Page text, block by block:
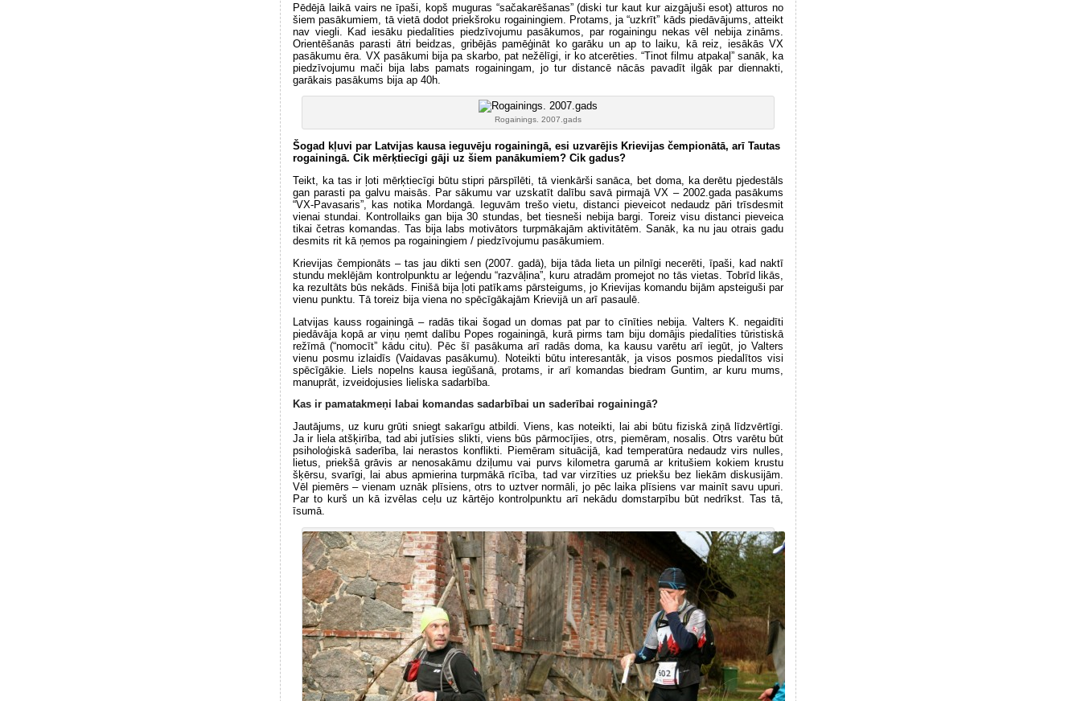
Pēdējā laikā vairs ne īpaši, kopš muguras “sačakarēšanas” (diski tur kaut kur aizgājuši esot) atturos no
šiem pasākumiem, tā vietā dodot priekšroku rogainingiem. Protams, ja “uzkrīt” kāds piedāvājums, atteikt
nav viegli. Kad iesāku piedalīties piedzīvojumu pasākumos, par rogainingu nekas vēl nebija zināms.
Orientēšanās parasti ātri beidzas, gribējās pamēģināt ko garāku un ap to laiku, kā reiz, iesākās VX
pasākumu ēra. VX pasākumi bija pa skarbo, pat nežēlīgi, ir ko atcerēties. “Tinot filmu atpakaļ” sanāk, ka
piedzīvojumu mači bija labs pamats rogainingam, jo tur distancē nācās pavadīt ilgāk par diennakti,
garākais pasākums bija ap 40h.
Rogainings. 2007.gads
Šogad kļuvi par Latvijas kausa ieguvēju rogainingā, esi uzvarējis Krievijas čempionātā, arī Tautas
rogainingā. Cik mērķtiecīgi gāji uz šiem panākumiem? Cik gadus?
Teikt, ka tas ir ļoti mērķtiecīgi būtu stipri pārspīlēti, tā vienkārši sanāca, bet doma, ka derētu pjedestāls
gan parasti pa galvu maisās. Par sākumu var uzskatīt dalību savā pirmajā VX – 2002.gada pasākums
“VX-Pavasaris”, kas notika Mordangā. Ieguvām trešo vietu, distanci pieveicot nedaudz pāri trīsdesmit
vienai stundai. Kontrollaiks gan bija 30 stundas, bet tiesneši nebija bargi. Toreiz visu distanci pieveica
tikai četras komandas. Tas bija labs motivātors turpmākajām aktivitātēm. Sanāk, ka nu jau otrais gadu
desmits rit kā ņemos pa rogainingiem / piedzīvojumu pasākumiem.
Krievijas čempionāts – tas jau dikti sen (2007. gadā), bija tāda lieta un pilnīgi necerēti, īpaši, kad naktī
stundu meklējām kontrolpunktu ar leģendu “razvāļina”, kuru atradām promejot no tās vietas. Tobrīd likās,
ka rezultāts būs nekāds. Finišā bija ļoti patīkams pārsteigums, jo Krievijas komandu bijām apsteiguši par
vienu punktu. Tā toreiz bija viena no spēcīgākajām Krievijā un arī pasaulē.
Latvijas kauss rogainingā – radās tikai šogad un domas pat par to cīnīties nebija. Valters K. negaidīti
piedāvāja kopā ar viņu ņemt dalību Popes rogainingā, kurā pirms tam biju domājis piedalīties tūristiskā
režīmā (“nomocīt” kādu citu). Pēc šī pasākuma arī radās doma, ka kausu varētu arī iegūt, jo Valters
vienu posmu izlaidīs (Vaidavas pasākumu). Noteikti būtu interesantāk, ja visos posmos piedalītos visi
spēcīgākie. Liels nopelns kausa iegūšanā, protams, ir arī komandas biedram Guntim, ar kuru mums,
manuprāt, izveidojusies lieliska sadarbība.
Kas ir pamatakmeņi labai komandas sadarbībai un saderībai rogainingā?
Jautājums, uz kuru grūti sniegt sakarīgu atbildi. Viens, kas noteikti, lai abi būtu fiziskā ziņā līdzvērtīgi.
Ja ir liela atšķirība, tad abi jutīsies slikti, viens būs pārmocījies, otrs, piemēram, nosalis. Otrs varētu būt
psiholoģiskā saderība, lai nerastos konflikti. Piemēram situācijā, kad temperatūra nedaudz virs nulles,
lietus, priekšā grāvis ar nenosakāmu dziļumu vai purvs kilometra garumā ar kritušiem kokiem krustu
šķērsu, svarīgi, lai abus apmierina turpmākā rīcība, tad var virzīties uz priekšu bez liekām diskusijām.
Vēl piemērs – vienam uznāk plīsiens, otrs to uztver normāli, jo pēc laika plīsiens var mainīt savu upuri.
Par to kurš un kā izvēlas ceļu uz kārtējo kontrolpunktu arī nekādu domstarpību būt nedrīkst. Tas tā,
īsumā.